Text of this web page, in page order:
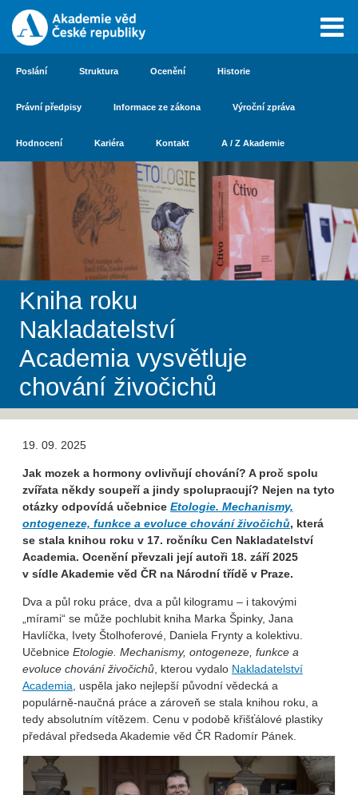
Poslání Struktura Ocenění Historie
Právní předpisy Informace ze zákona Výroční zpráva
Hodnocení Kariéra Kontakt A / Z Akademie
Kniha roku
Nakladatelství
Academia vysvětluje
chování živočichů
19. 09. 2025
Jak mozek a hormony ovlivňují chování? A proč spolu
zvířata někdy soupeří a jindy spolupracují? Nejen na tyto
otázky odpovídá učebnice Etologie. Mechanismy,
ontogeneze, funkce a evoluce chování živočichů, která
se stala knihou roku v 17. ročníku Cen Nakladatelství
Academia. Ocenění převzali její autoři 18. září 2025
v sídle Akademie věd ČR na Národní třídě v Praze.
Dva a půl roku práce, dva a půl kilogramu – i takovými
„mírami“ se může pochlubit kniha Marka Špinky, Jana
Havlíčka, Ivety Štolhoferové, Daniela Frynty a kolektivu.
Učebnice Etologie. Mechanismy, ontogeneze, funkce a
evoluce chování živočichů, kterou vydalo Nakladatelství
Academia, uspěla jako nejlepší původní vědecká a
populárně-naučná práce a zároveň se stala knihou roku, a
tedy absolutním vítězem. Cenu v podobě křišťálové plastiky
předával předseda Akademie věd ČR Radomír Pánek.